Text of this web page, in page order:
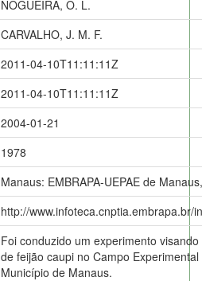
NOGUEIRA, O. L.
CARVALHO, J. M. F.
2011-04-10T11:11:11Z
2011-04-10T11:11:11Z
2004-01-21
1978
Manaus: EMBRAPA-UEPAE de
http://www.infoteca.cnptia.embrapa.br/
Foi conduzido um experimento
de feijão caupi no Campo
Município de Manaus.